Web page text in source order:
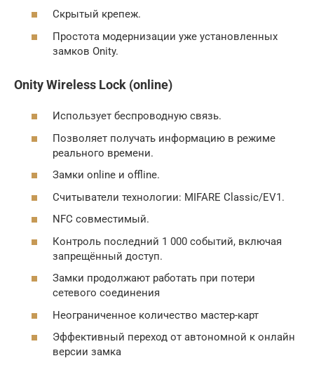
Скрытый крепеж.
Простота модернизации уже установленных
замков Onity.
Onity Wireless Lock (online)
Использует беспроводную связь.
Позволяет получать информацию в режиме
реального времени.
Замки online и offline.
Считыватели технологии: MIFARE Classic/EV1.
NFC совместимый.
Контроль последний 1 000 событий, включая
запрещённый доступ.
Замки продолжают работать при потери
сетевого соединения
Неограниченное количество мастер-карт
Эффективный переход от автономной к онлайн
версии замка